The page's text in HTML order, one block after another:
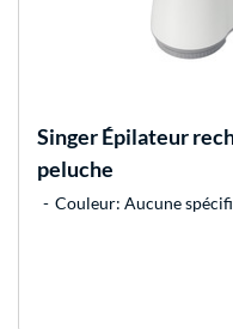
SingerÉpilateur
peluche
Couleur: Aucune